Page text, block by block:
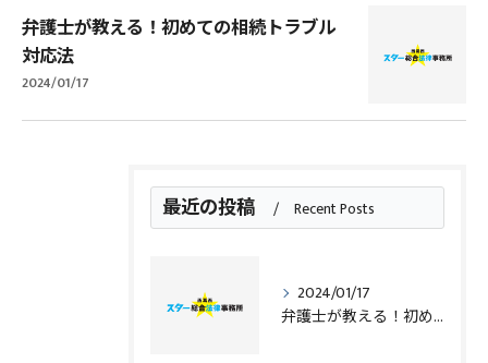
弁護士が教える！初めての相続トラブル
対応法
2024/01/17
最近の投稿 Recent Posts
2024/01/17
弁護士が教える！初めての相続トラブル対応法